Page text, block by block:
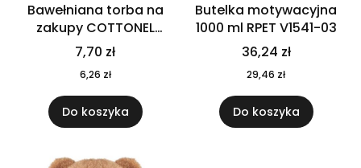
Bawełniana torba na
zakupy COTTONEL
COLOUR++ MO9846-11
7,70 zł
6,26 zł
Do koszyka
Butelka motywacyjna
1000 ml RPET V1541-03
36,24 zł
29,46 zł
Do koszyka